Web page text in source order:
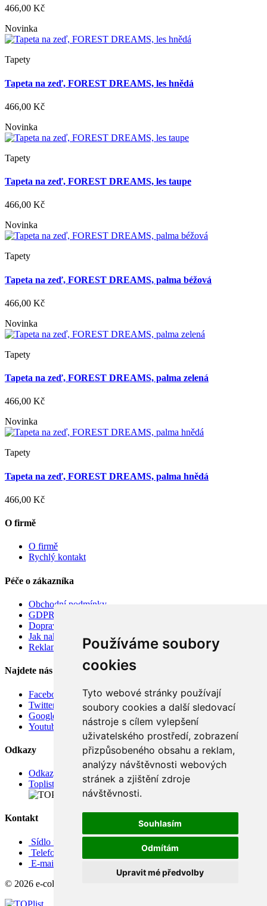
Používáme soubory
cookies
Tyto webové stránky používají
soubory cookies a další sledovací
nástroje s cílem vylepšení
uživatelského prostředí, zobrazení
přizpůsobeného obsahu a reklam,
analýzy návštěvnosti webových
stránek a zjištění zdroje
návštěvnosti.
Souhlasím
Odmítám
Upravit mé předvolby
466,00 Kč
Novinka
Tapety
Tapeta na zeď, FOREST DREAMS, les hnědá
466,00 Kč
Novinka
Tapety
Tapeta na zeď, FOREST DREAMS, les taupe
466,00 Kč
Novinka
Tapety
Tapeta na zeď, FOREST DREAMS, palma béžová
466,00 Kč
Novinka
Tapety
Tapeta na zeď, FOREST DREAMS, palma zelená
466,00 Kč
Novinka
Tapety
Tapeta na zeď, FOREST DREAMS, palma hnědá
466,00 Kč
O firmě
O firmě
Rychlý kontakt
Péče o zákazníka
Obchodní podmínky
GDPR
Doprava
Jak nakupovat
Reklamace
Najdete nás
Facebook
Twitter
Google
Youtube
Odkazy
Odkazy
Toplist
Kontakt
Sídlo firmy: Boženy Němcové 739/1, Svitavy 568 02, CZ
Telefon: +420 608 449 590
E-mail: info@e-color.cz
© 2026 e-color.cz